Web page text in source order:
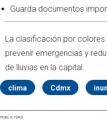
Guarda documentos
La clasificación por colores
prevenir emergencias y
de lluvias en la capital.
clima Cdmx
PUBLICIDAD